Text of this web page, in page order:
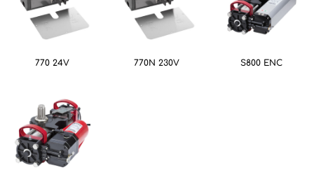
770 24V 770N 230V S800 ENC